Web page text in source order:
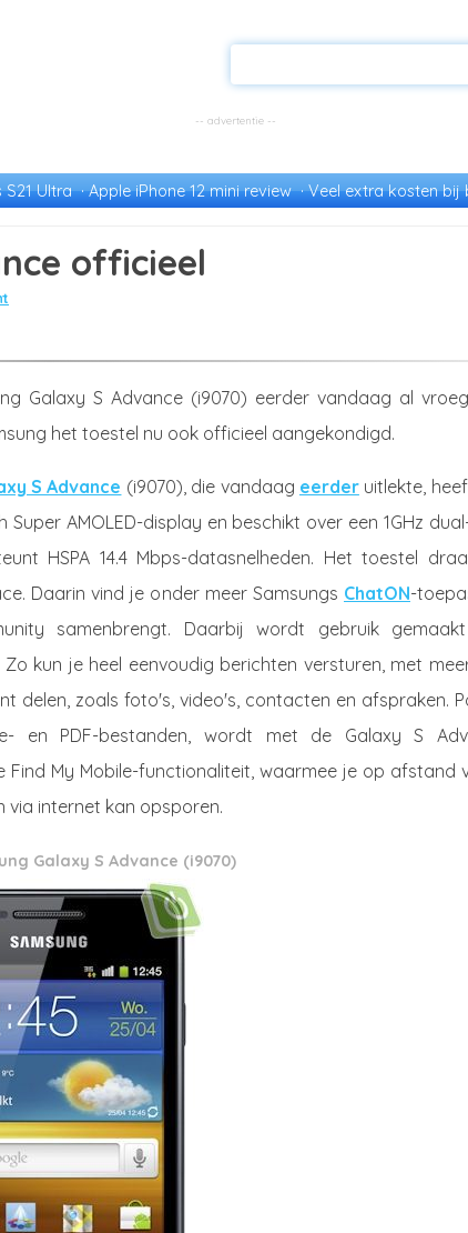
S21 Ultra Apple iPhone 12 mini review Veel extra kosten bij
officieel
Galaxy S Advance (i9070) eerder vandaag al
het toestel nu ook officieel aangekondigd.
S Advance (i9070), die vandaag eerderuitlekte,
Super AMOLED-display en beschikt over een 1GHz
HSPA 14.4 Mbps-datasnelheden. Het toestel
Daarin vind je onder meer Samsungs ChatON-
samenbrengt. Daarbij wordt gebruik
kun je heel eenvoudig berichten versturen, met
delen, zoals foto's, video's, contacten en afspraken.
en PDF-bestanden, wordt met de Galaxy S
My Mobile-functionaliteit, waarmee je op afstand
via internet kan opsporen.
Galaxy S Advance (i9070)